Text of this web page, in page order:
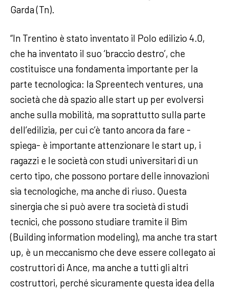
Garda (Tn).
“In Trentino è stato inventato il Polo edilizio 4.0,
che ha inventato il suo ‘braccio destro’, che
costituisce una fondamenta importante per la
parte tecnologica: la Spreentech ventures, una
società che dà spazio alle start up per evolversi
anche sulla mobilità, ma soprattutto sulla parte
dell’edilizia, per cui c’è tanto ancora da fare -
spiega- è importante attenzionare le start up, i
ragazzi e le società con studi universitari di un
certo tipo, che possono portare delle innovazioni
sia tecnologiche, ma anche di riuso. Questa
sinergia che si può avere tra società di studi
tecnici, che possono studiare tramite il Bim
(Building information modeling), ma anche tra start
up, è un meccanismo che deve essere collegato ai
costruttori di Ance, ma anche a tutti gli altri
costruttori, perché sicuramente questa idea della